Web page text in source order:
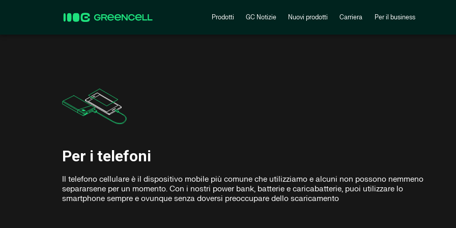
Prodotti GC Notizie Nuovi prodotti Carriera Per il business
Per i telefoni
Il telefono cellulare è il dispositivo mobile più comune che utilizziamo e alcuni non possono nemmeno
separarsene per un momento. Con i nostri power bank, batterie e caricabatterie, puoi utilizzare lo
smartphone sempre e ovunque senza doversi preoccupare dello scaricamento